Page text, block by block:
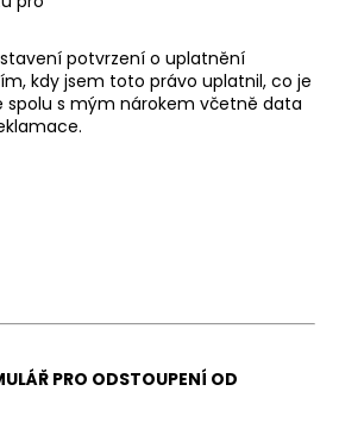
potvrzení o uplatnění
kdy jsem toto právo uplatnil, co je
spolu s mým nárokem včetně data
PRO ODSTOUPENÍ OD